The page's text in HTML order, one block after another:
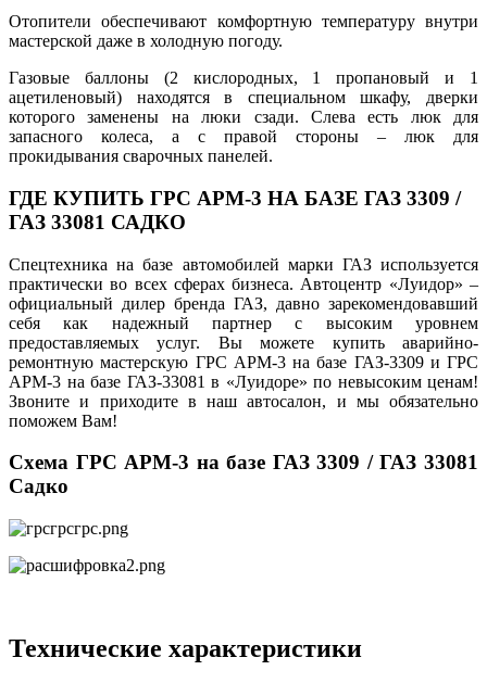
Отопители обеспечивают комфортную температуру внутри
мастерской даже в холодную погоду.
Газовые баллоны (2 кислородных, 1 пропановый и 1
ацетиленовый) находятся в специальном шкафу, дверки
которого заменены на люки сзади. Слева есть люк для
запасного колеса, а с правой стороны – люк для
прокидывания сварочных панелей.
ГДЕ КУПИТЬ ГРС АРМ-3 НА БАЗЕ ГАЗ 3309 /
ГАЗ 33081 САДКО
Спецтехника на базе автомобилей марки ГАЗ используется
практически во всех сферах бизнеса. Автоцентр «Луидор» –
официальный дилер бренда ГАЗ, давно зарекомендовавший
себя как надежный партнер с высоким уровнем
предоставляемых услуг. Вы можете купить аварийно-
ремонтную мастерскую ГРС АРМ-3 на базе ГАЗ-3309 и ГРС
АРМ-3 на базе ГАЗ-33081 в «Луидоре» по невысоким ценам!
Звоните и приходите в наш автосалон, и мы обязательно
поможем Вам!
Схема ГРС АРМ-3 на базе ГАЗ 3309 / ГАЗ 33081
Садко
Технические характеристики